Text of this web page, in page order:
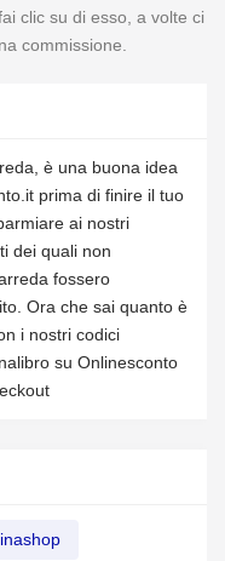
clic su di esso, a volte ci
commissione.
è una buona idea
prima di finire il tuo
ai nostri
dei quali non
fossero
Ora che sai quanto è
i nostri codici
su Onlinesconto